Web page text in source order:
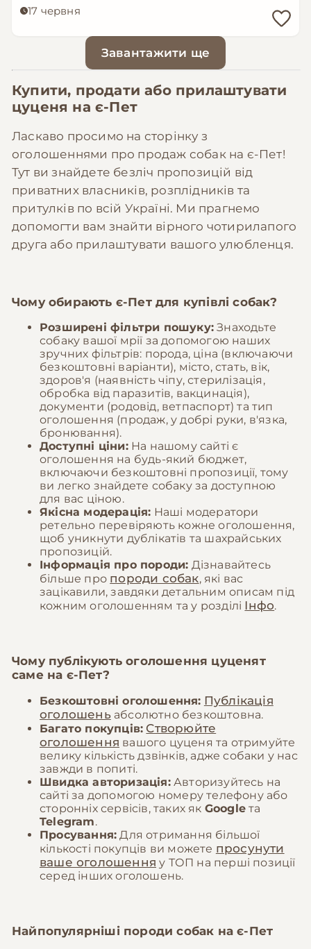
17 червня
Завантажити ще
Купити, продати або прилаштувати
цуценя на є-Пет
Ласкаво просимо на сторінку з
оголошеннями про продаж собак на є-Пет!
Тут ви знайдете безліч пропозицій від
приватних власників, розплідників та
притулків по всій Україні. Ми прагнемо
допомогти вам знайти вірного чотирилапого
друга або прилаштувати вашого улюбленця.
Чому обирають є-Петдля купівлі собак?
Розширені фільтри пошуку: Знаходьте
собаку вашої мрії за допомогою наших
зручних фільтрів: порода, ціна (включаючи
безкоштовні варіанти), місто, стать, вік,
здоров'я (наявність чіпу, стерилізація,
обробка від паразитів, вакцинація),
документи (родовід, ветпаспорт) та тип
оголошення (продаж, у добрі руки, в'язка,
бронювання).
Доступні ціни:На нашому сайті є
оголошення на будь-який бюджет,
включаючи безкоштовні пропозиції, тому
ви легко знайдете собаку за доступною
для вас ціною.
Якісна модерація: Наші модератори
ретельно перевіряють кожне оголошення,
щоб уникнути дублікатів та шахрайських
пропозицій.
Інформація про породи: Дізнавайтесь
більше про породи собак, які вас
зацікавили, завдяки детальним описам під
кожним оголошенням та у розділі Інфо.
Чому публікують оголошення цуценят
саме на є-Пет?
Безкоштовні оголошення: Публікація
оголошеньабсолютно безкоштовна.
Багато покупців: Створюйте
оголошення вашого цуценя та отримуйте
велику кількість дзвінків, адже собаки у нас
завжди в попиті.
Швидка авторизація:Авторизуйтесь на
сайті за допомогою номеру телефону або
сторонніх сервісів, таких як Google та
Telegram.
Просування: Для отримання більшої
кількості покупців ви можете просунути
ваше оголошення у ТОП на перші позиції
серед інших оголошень.
Найпопулярніші породи собак нає-Пет